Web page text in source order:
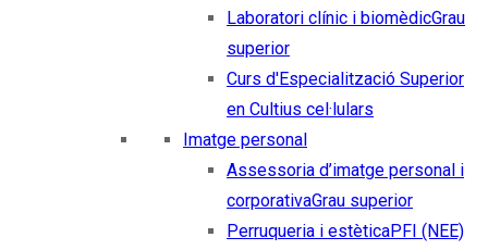
Laboratori clínic i biomèdicGrau
superior
Curs d'Especialització Superior
en Cultius cel·lulars
Imatge personal
Assessoria d’imatge personal i
corporativaGrau superior
Perruqueria i estèticaPFI (NEE)